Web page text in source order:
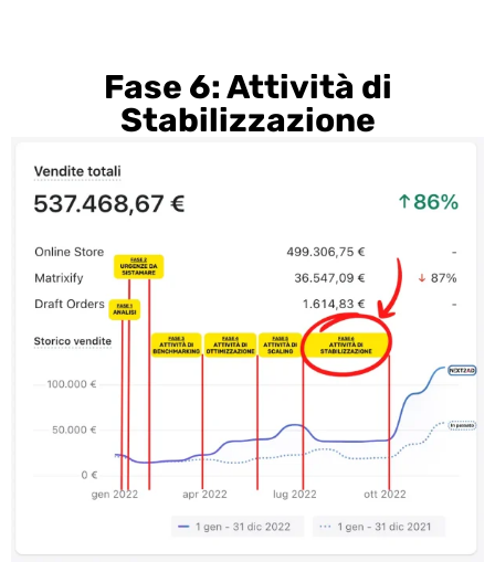
Fase 6: Attività di
Stabilizzazione